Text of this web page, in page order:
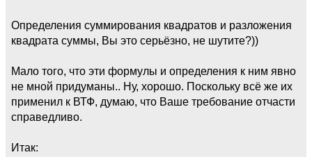
Определения суммирования квадратов и разложения
квадрата суммы, Вы это серьёзно, не шутите?))
Мало того, что эти формулы и определения к ним явно
не мной придуманы.. Ну, хорошо. Поскольку всё же их
применил к ВТФ, думаю, что Ваше требование отчасти
справедливо.
Итак: